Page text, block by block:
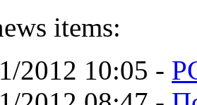
items:
2012 10:05 -